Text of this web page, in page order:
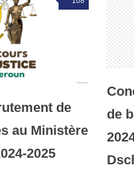
de
au Ministère
2025
de